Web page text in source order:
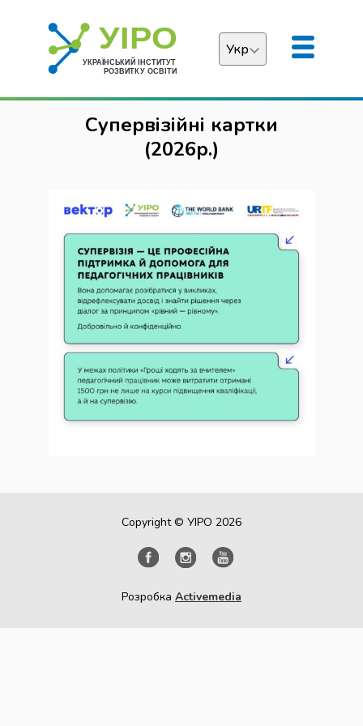
Укр
English
Супервізійні картки
(2026р.)
Copyright © УІРО 2026
Розробка Activemedia